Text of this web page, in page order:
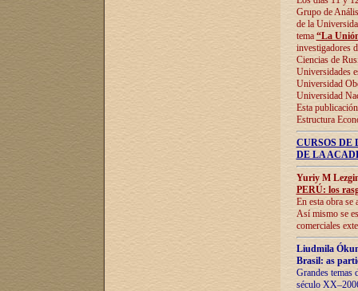
Grupo de
de la
tema “La
investigadores
Ciencias de
Universidades
Universidad
Universidad
Esta
Estructura
CURSOS
DE LA
Yuriy M
PERÚ: los
En esta obra se
Así mismo se
comerciales
Liudmila
Brasil: as
Grandes temas
século